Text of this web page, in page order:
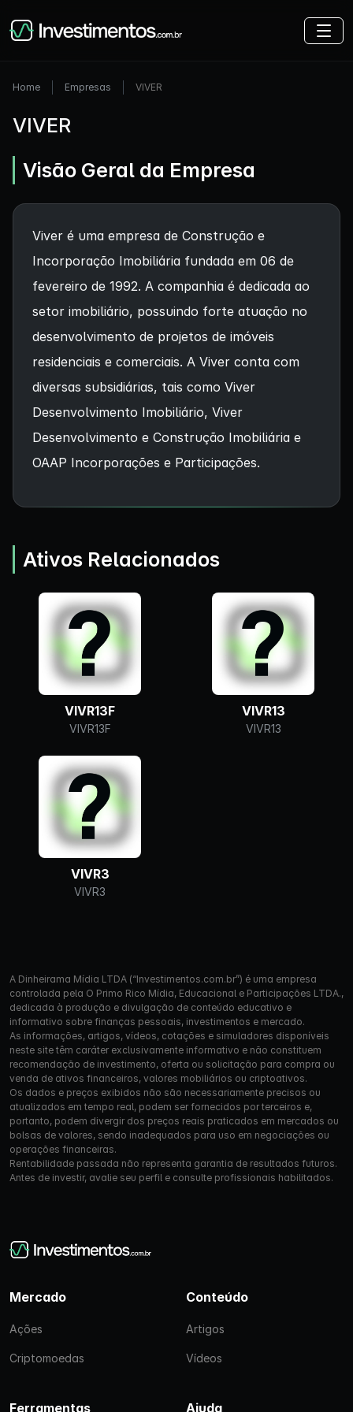
Home Empresas VIVER
VIVER
Visão Geral da Empresa
Viver é uma empresa de Construção e
Incorporação Imobiliária fundada em 06 de
fevereiro de 1992. A companhia é dedicada ao
setor imobiliário, possuindo forte atuação no
desenvolvimento de projetos de imóveis
residenciais e comerciais. A Viver conta com
diversas subsidiárias, tais como Viver
Desenvolvimento Imobiliário, Viver
Desenvolvimento e Construção Imobiliária e
OAAP Incorporações e Participações.
Ativos Relacionados
VIVR13F
VIVR13F
VIVR13
VIVR13
VIVR3
VIVR3
A Dinheirama Mídia LTDA (“Investimentos.com.br”) é uma empresa
controlada pela O Primo Rico Mídia, Educacional e Participações LTDA.,
dedicada à produção e divulgação de conteúdo educativo e
informativo sobre finanças pessoais, investimentos e mercado.
As informações, artigos, vídeos, cotações e simuladores disponíveis
neste site têm caráter exclusivamente informativo e não constituem
recomendação de investimento, oferta ou solicitação para compra ou
venda de ativos financeiros, valores mobiliários ou criptoativos.
Os dados e preços exibidos não são necessariamente precisos ou
atualizados em tempo real, podem ser fornecidos por terceiros e,
portanto, podem divergir dos preços reais praticados em mercados ou
bolsas de valores, sendo inadequados para uso em negociações ou
operações financeiras.
Rentabilidade passada não representa garantia de resultados futuros.
Antes de investir, avalie seu perfil e consulte profissionais habilitados.
Mercado
Ações
Criptomoedas
Conteúdo
Artigos
Vídeos
Ferramentas Ajuda